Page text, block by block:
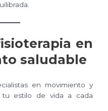
en
saludable
en movimiento y
tu estilo de vida a cada